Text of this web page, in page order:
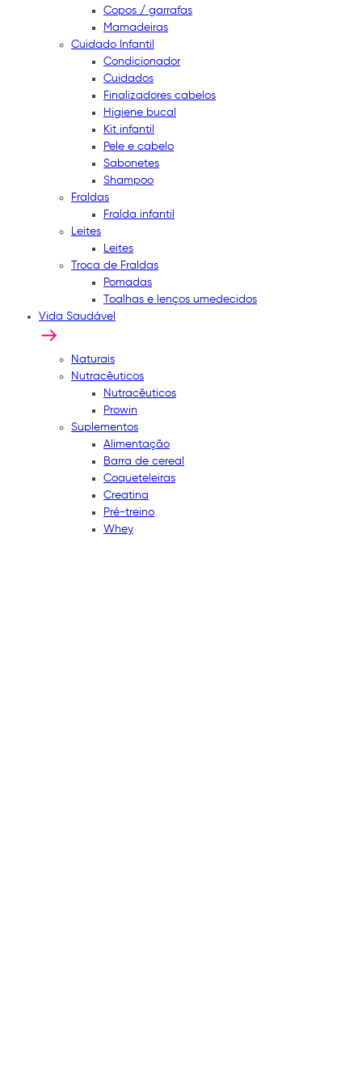
Copos / garrafas
Mamadeiras
Cuidado Infantil
Condicionador
Cuidados
Finalizadores cabelos
Higiene bucal
Kit infantil
Pele e cabelo
Sabonetes
Shampoo
Fraldas
Fralda infantil
Leites
Leites
Troca de Fraldas
Pomadas
Toalhas e lenços umedecidos
Vida Saudável
Naturais
Nutracêuticos
Nutracêuticos
Prowin
Suplementos
Alimentação
Barra de cereal
Coqueteleiras
Creatina
Pré-treino
Whey